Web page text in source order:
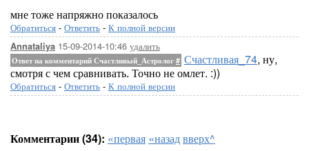
мне тоже напряжно показалось
Обратиться - Ответить - К полной версии
Annataliya 15-09-2014-10:46 удалить
Ответ на комментарий Счастливый_Астролог # Счастливая_74, ну,
смотря с чем сравнивать. Точно не омлет. :))
Обратиться - Ответить - К полной версии
Комментарии (34): «первая «назадвверх^